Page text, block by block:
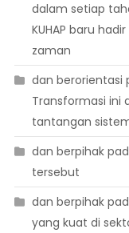
dalam setiap
KUHAP baru
zaman
dan berorientasi
Transformasi ini
tantangan
dan berpihak
tersebut
dan berpihak
yang kuat di